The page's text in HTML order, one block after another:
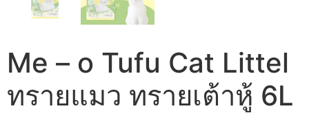
Me – o Tufu Cat Littel
ทรายแมว ทรายเต้าหู้ 6L